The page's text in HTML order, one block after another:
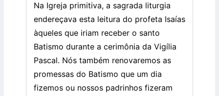
Na Igreja primitiva, a sagrada liturgia
endereçava esta leitura do profeta Isaías
àqueles que iriam receber o santo
Batismo durante a cerimônia da Vigília
Pascal. Nós também renovaremos as
promessas do Batismo que um dia
fizemos ou nossos padrinhos fizeram